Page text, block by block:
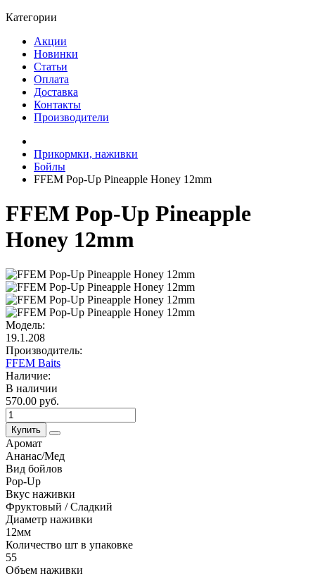
Категории
Акции
Новинки
Статьи
Оплата
Доставка
Контакты
Производители
Прикормки, наживки
Бойлы
FFEM Pop-Up Pineapple Honey 12mm
FFEM Pop-Up Pineapple
Honey 12mm
Модель:
19.1.208
Производитель:
FFEM Baits
Наличие:
В наличии
570.00 руб.
Купить
Аромат
Ананас/Мед
Вид бойлов
Pop-Up
Вкус наживки
Фруктовый / Сладкий
Диаметр наживки
12мм
Количество шт в упаковке
55
Объем наживки